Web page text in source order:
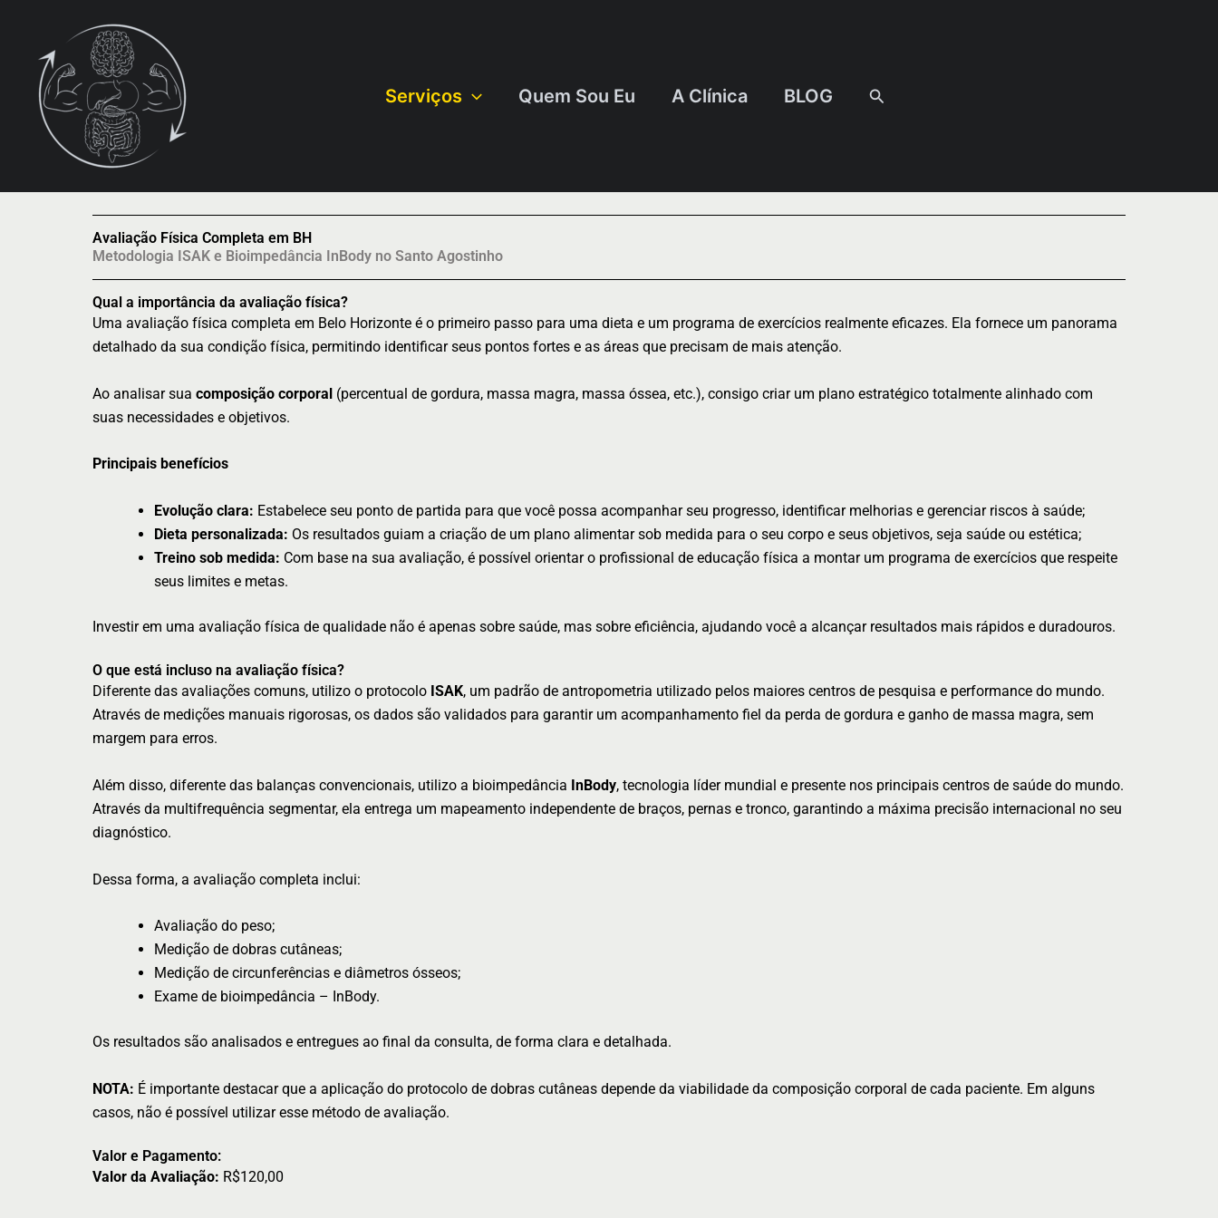
conteúdo
Serviços Quem Sou Eu A Clínica BLOG Pesquisar
Avaliação Física Completa em BH
Metodologia ISAK e Bioimpedância InBody no Santo Agostinho
Qual a importância da avaliação física?
Uma avaliação física completa em Belo Horizonte é o primeiro passo para uma dieta e um programa de exercícios realmente eficazes. Ela fornece um panorama
detalhado da sua condição física, permitindo identificar seus pontos fortes e as áreas que precisam de mais atenção.
Ao analisar sua composição corporal (percentual de gordura, massa magra, massa óssea, etc.), consigo criar um plano estratégico totalmente alinhado com
suas necessidades e objetivos.
Principais benefícios
Evolução clara: Estabelece seu ponto de partida para que você possa acompanhar seu progresso, identificar melhorias e gerenciar riscos à saúde;
Dieta personalizada: Os resultados guiam a criação de um plano alimentar sob medida para o seu corpo e seus objetivos, seja saúde ou estética;
Treino sob medida: Com base na sua avaliação, é possível orientar o profissional de educação física a montar um programa de exercícios que respeite
seus limites e metas.
Investir em uma avaliação física de qualidade não é apenas sobre saúde, mas sobre eficiência, ajudando você a alcançar resultados mais rápidos e duradouros.
O que está incluso na avaliação física?
Diferente das avaliações comuns, utilizo o protocolo ISAK, um padrão de antropometria utilizado pelos maiores centros de pesquisa e performance do mundo.
Através de medições manuais rigorosas, os dados são validados para garantir um acompanhamento fiel da perda de gordura e ganho de massa magra, sem
margem para erros.
Além disso, diferente das balanças convencionais, utilizo a bioimpedância InBody, tecnologia líder mundial e presente nos principais centros de saúde do mundo.
Através da multifrequência segmentar, ela entrega um mapeamento independente de braços, pernas e tronco, garantindo a máxima precisão internacional no seu
diagnóstico.
Dessa forma, a avaliação completa inclui:
Avaliação do peso;
Medição de dobras cutâneas;
Medição de circunferências e diâmetros ósseos;
Exame de bioimpedância – InBody.
Os resultados são analisados e entregues ao final da consulta, de forma clara e detalhada.
NOTA: É importante destacar que a aplicação do protocolo de dobras cutâneas depende da viabilidade da composição corporal de cada paciente. Em alguns
casos, não é possível utilizar esse método de avaliação.
Valor e Pagamento:
Valor da Avaliação: R$120,00